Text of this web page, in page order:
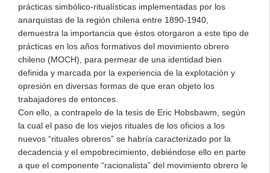
prácticas simbólico-ritualísticas implementadas por los
anarquistas de la región chilena entre 1890-1940,
demuestra la importancia que éstos otorgaron a este tipo de
prácticas en los años formativos del movimiento obrero
chileno (MOCH), para permear de una identidad bien
definida y marcada por la experiencia de la explotación y
opresión en diversas formas de que eran objeto los
trabajadores de entonces.
Con ello, a contrapelo de la tesis de Eric Hobsbawm, según
la cual el paso de los viejos rituales de los oficios a los
nuevos “rituales obreros” se habría caracterizado por la
decadencia y el empobrecimiento, debiéndose ello en parte
a que el componente “racionalista” del movimiento obrero le